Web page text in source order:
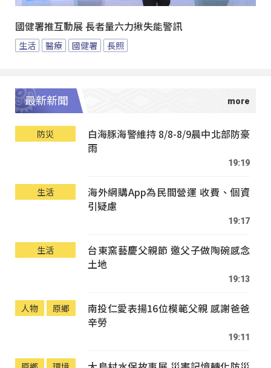
國健署推互動展 長者量六力揪失能警訊
生活 醫療 國健署 長照
最新新聞
防災
白海豚海警維持 8/8-8/9晨中北部防豪
雨
19:19
生活
海外網購App為民間營運 收費、個資
引疑慮
19:17
生活
台東窯藝慶父親節 邀父子做陶碗感念
土地
19:13
人物 原鄉
南投仁愛表揚16位模範父親 感謝爸爸
辛勞
19:11